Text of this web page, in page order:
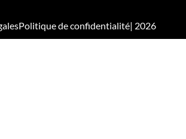
Politique de confidentialité| 2026